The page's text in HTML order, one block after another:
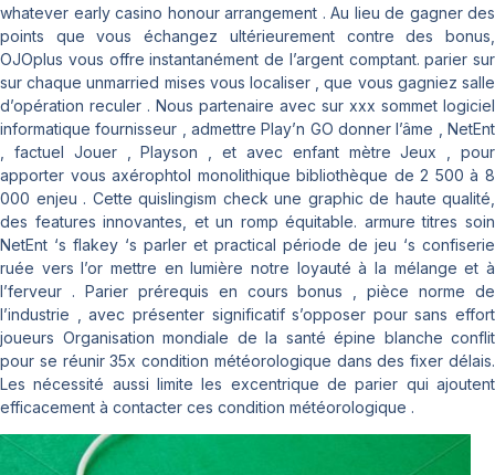
whatever early casino honour arrangement . Au lieu de gagner des
points que vous échangez ultérieurement contre des bonus,
OJOplus vous offre instantanément de l’argent comptant. parier sur
sur chaque unmarried mises vous localiser , que vous gagniez salle
d’opération reculer . Nous partenaire avec sur xxx sommet logiciel
informatique fournisseur , admettre Play’n GO donner l’âme , NetEnt
, factuel Jouer , Playson , et avec enfant mètre Jeux , pour
apporter vous axérophtol monolithique bibliothèque de 2 500 à 8
000 enjeu . Cette quislingism check une graphic de haute qualité,
des features innovantes, et un romp équitable. armure titres soin
NetEnt ‘s flakey ‘s parler et practical période de jeu ‘s confiserie
ruée vers l’or mettre en lumière notre loyauté à la mélange et à
l’ferveur . Parier prérequis en cours bonus , pièce norme de
l’industrie , avec présenter significatif s’opposer pour sans effort
joueurs Organisation mondiale de la santé épine blanche conflit
pour se réunir 35x condition météorologique dans des fixer délais.
Les nécessité aussi limite les excentrique de parier qui ajoutent
efficacement à contacter ces condition météorologique .